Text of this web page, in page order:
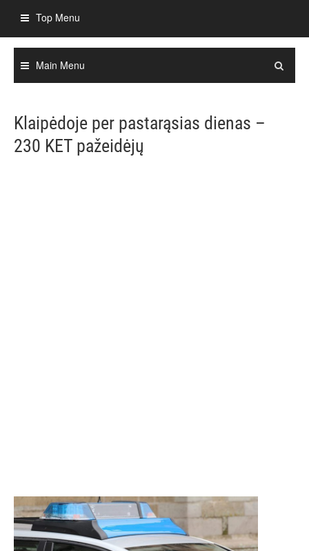
content
Top Menu
Main Menu
Klaipėdoje per pastarąsias dienas –
230 KET pažeidėjų